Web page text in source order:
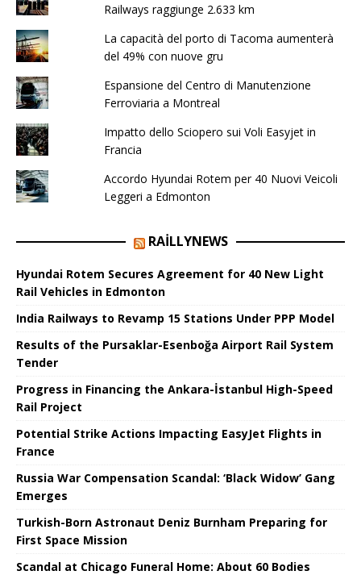
Railways raggiunge 2.633 km
La capacità del porto di Tacoma aumenterà
del 49% con nuove gru
Espansione del Centro di Manutenzione
Ferroviaria a Montreal
Impatto dello Sciopero sui Voli Easyjet in
Francia
Accordo Hyundai Rotem per 40 Nuovi Veicoli
Leggeri a Edmonton
RAILLYNEWS
Hyundai Rotem Secures Agreement for 40 New Light
Rail Vehicles in Edmonton
India Railways to Revamp 15 Stations Under PPP Model
Results of the Pursaklar-Esenboğa Airport Rail System
Tender
Progress in Financing the Ankara-İstanbul High-Speed ​​
Rail Project
Potential Strike Actions Impacting EasyJet Flights in
France
Russia War Compensation Scandal: ‘Black Widow’ Gang
Emerges
Turkish-Born Astronaut Deniz Burnham Preparing for
First Space Mission
Scandal at Chicago Funeral Home: About 60 Bodies